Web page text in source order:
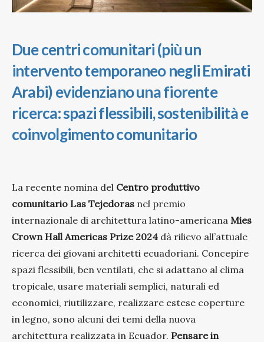
Due centri comunitari (più un
intervento temporaneo negli Emirati
Arabi) evidenziano una fiorente
ricerca: spazi flessibili, sostenibilità e
coinvolgimento comunitario
La recente nomina del Centro produttivo
comunitario Las Tejedoras nel premio
internazionale di architettura latino-americana Mies
Crown Hall Americas Prize 2024 dà rilievo all’attuale
ricerca dei giovani architetti ecuadoriani. Concepire
spazi flessibili, ben ventilati, che si adattano al clima
tropicale, usare materiali semplici, naturali ed
economici, riutilizzare, realizzare estese coperture
in legno, sono alcuni dei temi della nuova
architettura realizzata in Ecuador. Pensare in